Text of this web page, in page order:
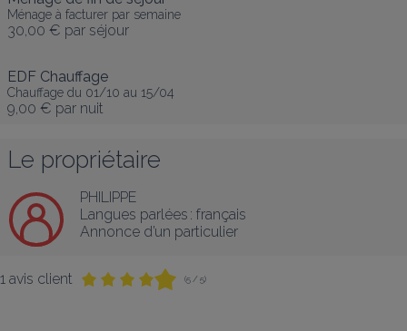
Ménage à facturer par semaine
30,00 € par séjour
EDF Chauffage
Chauffage du 01/10 au 15/04
9,00 € par nuit
Le propriétaire
PHILIPPE
Langues parlées : français
Annonce d’un particulier
1 avis client (5 / 5)